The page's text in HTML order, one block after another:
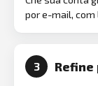
por e-mail, com
3 Refine